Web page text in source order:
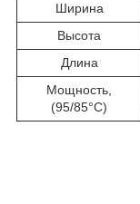
Ширина
Высота
Длина
Мощность,
(95/85°С)